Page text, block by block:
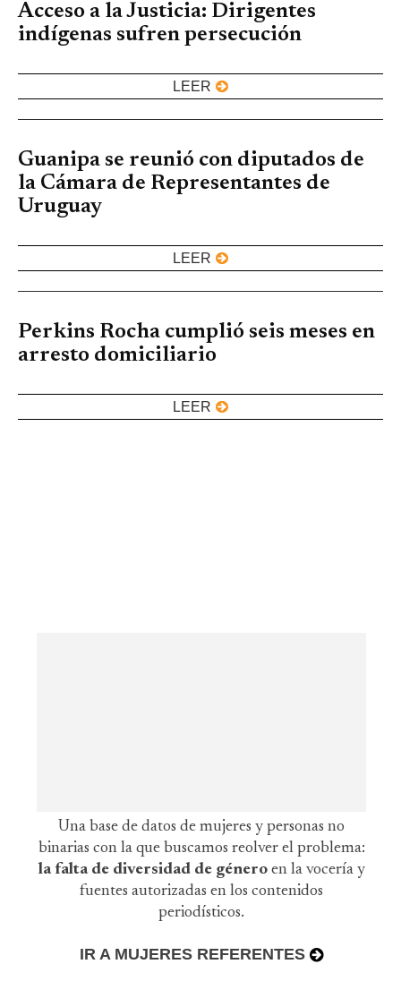
Acceso a la Justicia: Dirigentes
indígenas sufren persecución
LEER
Guanipa se reunió con diputados de
la Cámara de Representantes de
Uruguay
LEER
Perkins Rocha cumplió seis meses en
arresto domiciliario
LEER
Una base de datos de mujeres y personas no
binarias con la que buscamos reolver el problema:
la falta de diversidad de género en la vocería y
fuentes autorizadas en los contenidos
periodísticos.
IR A MUJERES REFERENTES